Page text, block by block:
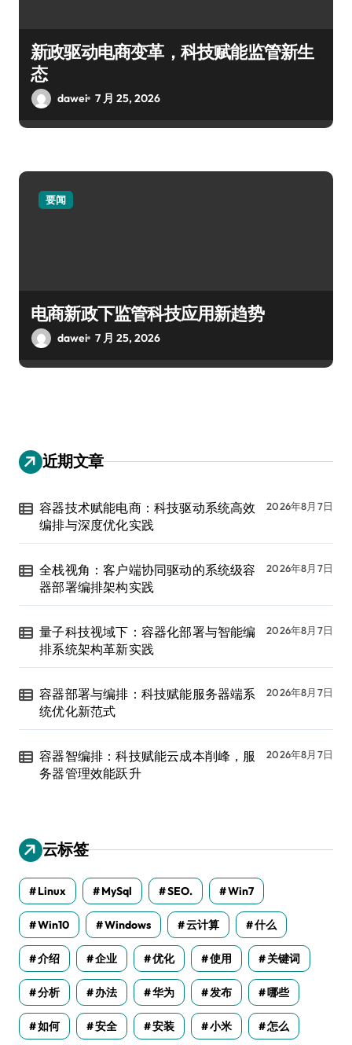
新政驱动电商变革，科技赋能监管新生
态
dawei 7 月 25, 2026
要闻
电商新政下监管科技应用新趋势
dawei 7 月 25, 2026
近期文章
容器技术赋能电商：科技驱动系统高效
编排与深度优化实践
2026年8月7日
全栈视角：客户端协同驱动的系统级容
器部署编排架构实践
2026年8月7日
量子科技视域下：容器化部署与智能编
排系统架构革新实践
2026年8月7日
容器部署与编排：科技赋能服务器端系
统优化新范式
2026年8月7日
容器智编排：科技赋能云成本削峰，服
务器管理效能跃升
2026年8月7日
云标签
Linux MySql SEO. Win7
Win10 Windows 云计算 什么
介绍 企业 优化 使用 关键词
分析 办法 华为 发布 哪些
如何 安全 安装 小米 怎么